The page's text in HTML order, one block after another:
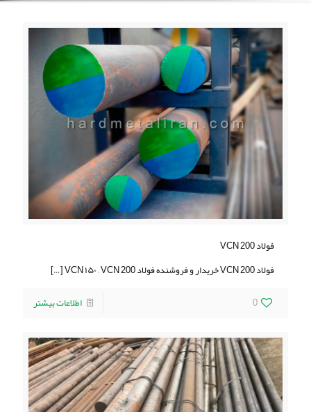
فولاد VCN 200
فولاد VCN 200 خریدار و فروشنده فولاد VCN ۱۵۰ – VCN 200
[…]
0
اطلاعات بیشتر